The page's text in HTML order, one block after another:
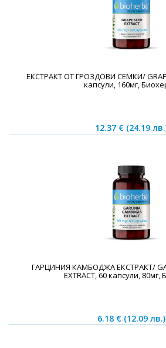
ЕКСТРАКТ ОТ ГРОЗДОВИ СЕМКИ/ GRAPE
капсули, 160мг,
12.37 € (24.19
ГАРЦИНИЯ КАМБОДЖА ЕКСТРАКТ/
EXTRACT, 60 капсули, 80мг,
6.18 € (12.09 лв.)